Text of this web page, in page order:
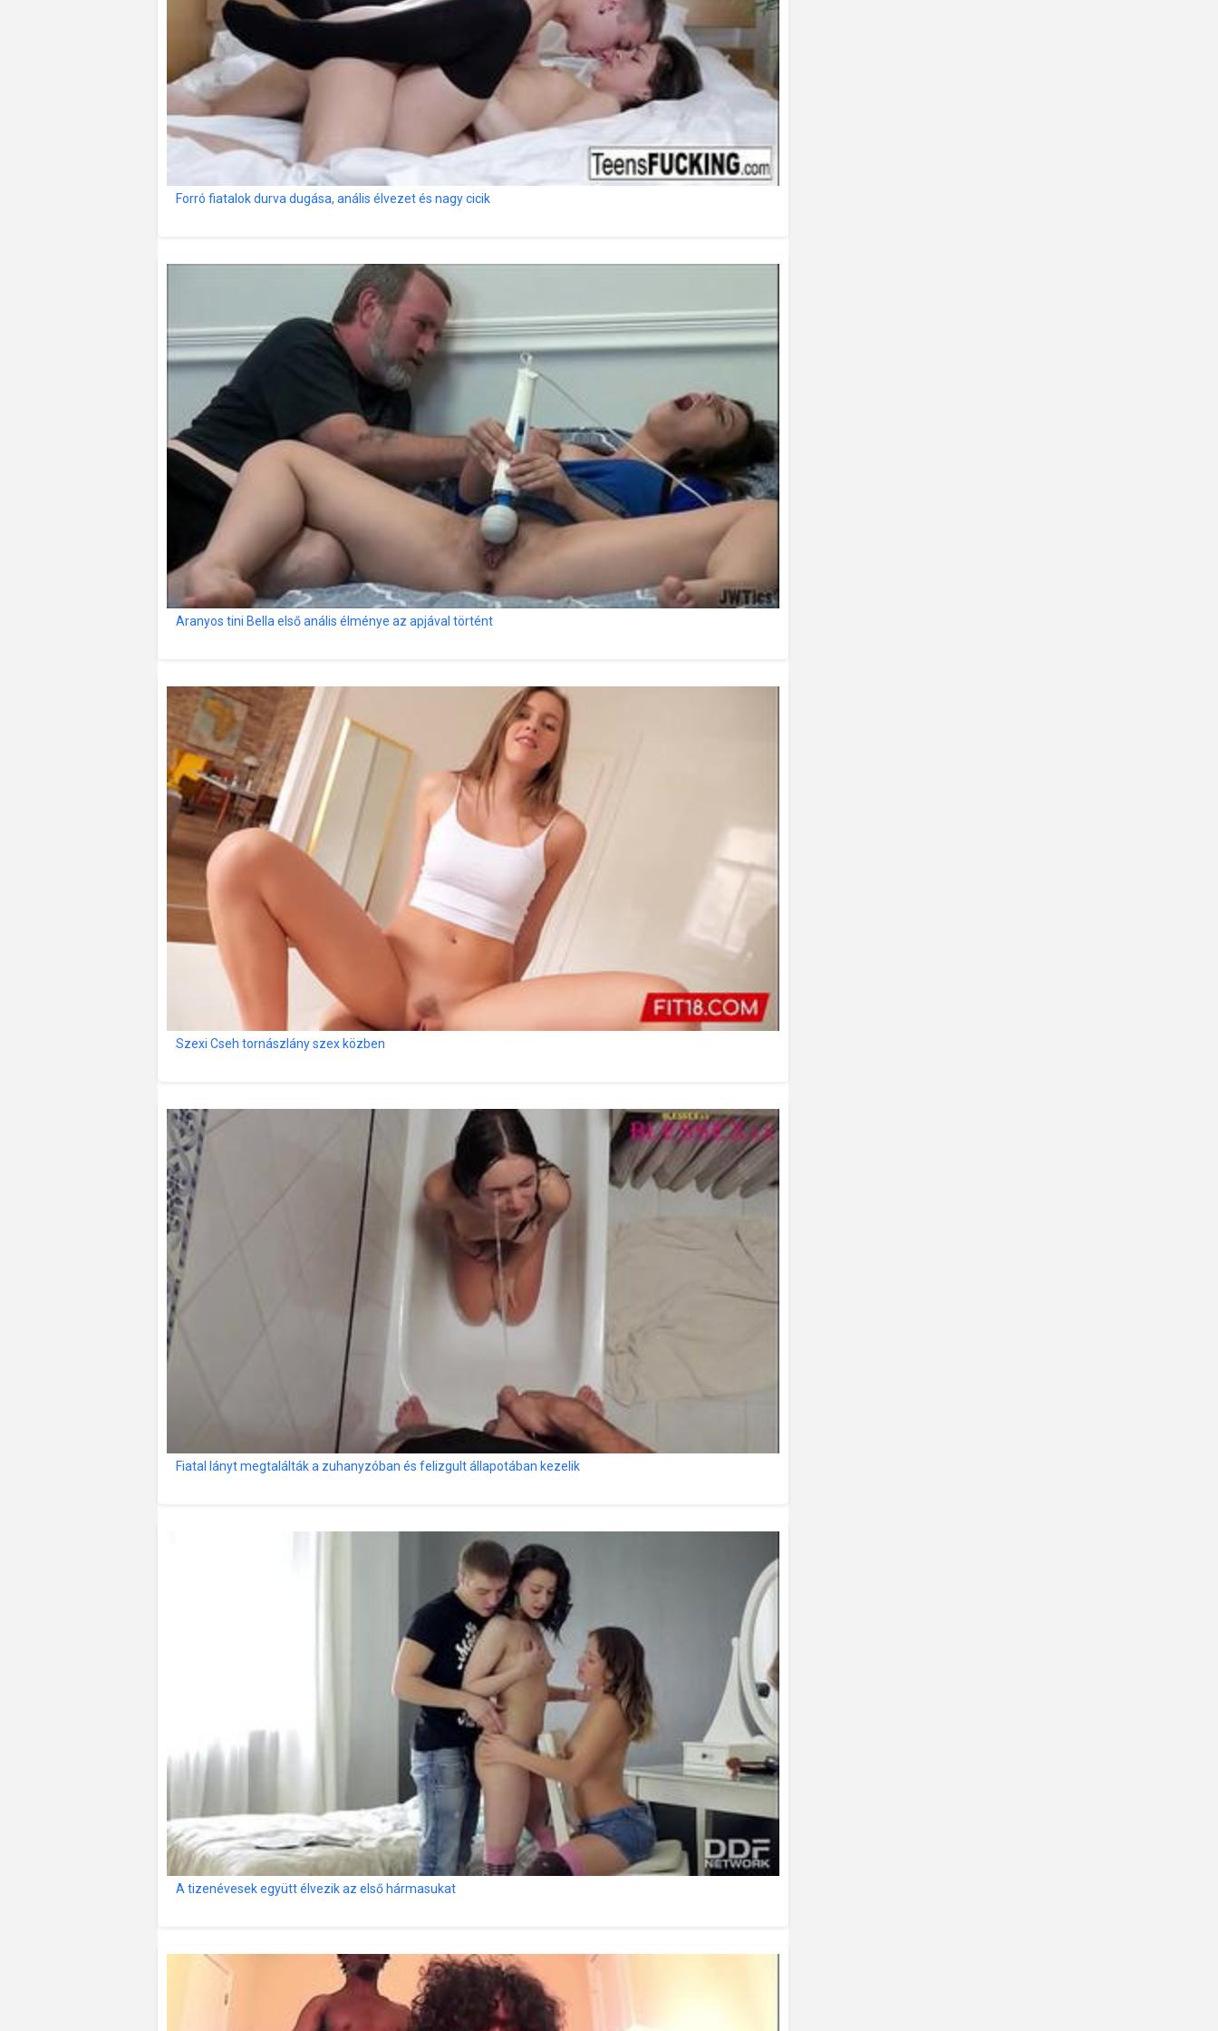
Forró fiatalok durva dugása, anális élvezet és nagy cicik
Aranyos tini Bella első anális élménye az apjával történt
Szexi Cseh tornászlány szex közben
Fiatal lányt megtalálták a zuhanyzóban és felizgult állapotában kezelik
A tizenévesek együtt élvezik az első hármasukat